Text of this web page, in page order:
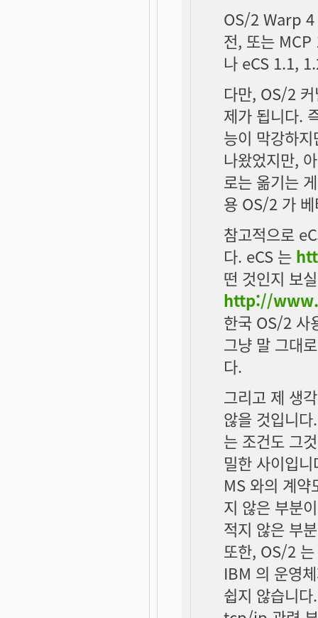
OS/2 Warp
전, 또는 MCP
나 eCS 1.1,
다만, OS/2
제가 됩니다.
능이 막강하
나왔었지만,
로는 옮기는
용 OS/2 가
참고적으로
다. eCS 는
떤 것인지 보
http://
한국 OS/2 사
그냥 말 그대
다.
그리고 제 생
않을 것입니
는 조건도 그
밀한 사이입
MS 와의 계약
지 않은 부분
적지 않은 부
또한, OS/2
IBM 의 운영
쉽지 않습니